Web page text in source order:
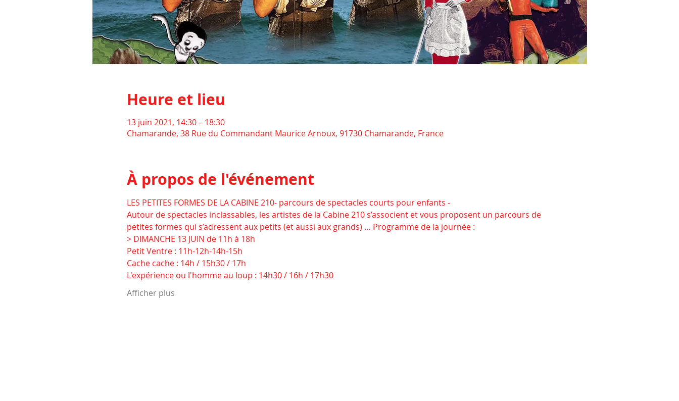
Heure et lieu
13 juin 2021, 14:30 – 18:30
Chamarande, 38 Rue du Commandant Maurice Arnoux, 91730 Chamarande, France
À propos de l'événement
LES PETITES FORMES DE LA CABINE 210- parcours de spectacles courts pour enfants -
Autour de spectacles inclassables, les artistes de la Cabine 210 s’associent et vous proposent un parcours de
petites formes qui s’adressent aux petits (et aussi aux grands) … Programme de la journée :
> DIMANCHE 13 JUIN de 11h à 18h
Petit Ventre : 11h-12h-14h-15h
Cache cache : 14h / 15h30 / 17h
L'expérience ou l'homme au loup : 14h30 / 16h / 17h30
Afficher plus